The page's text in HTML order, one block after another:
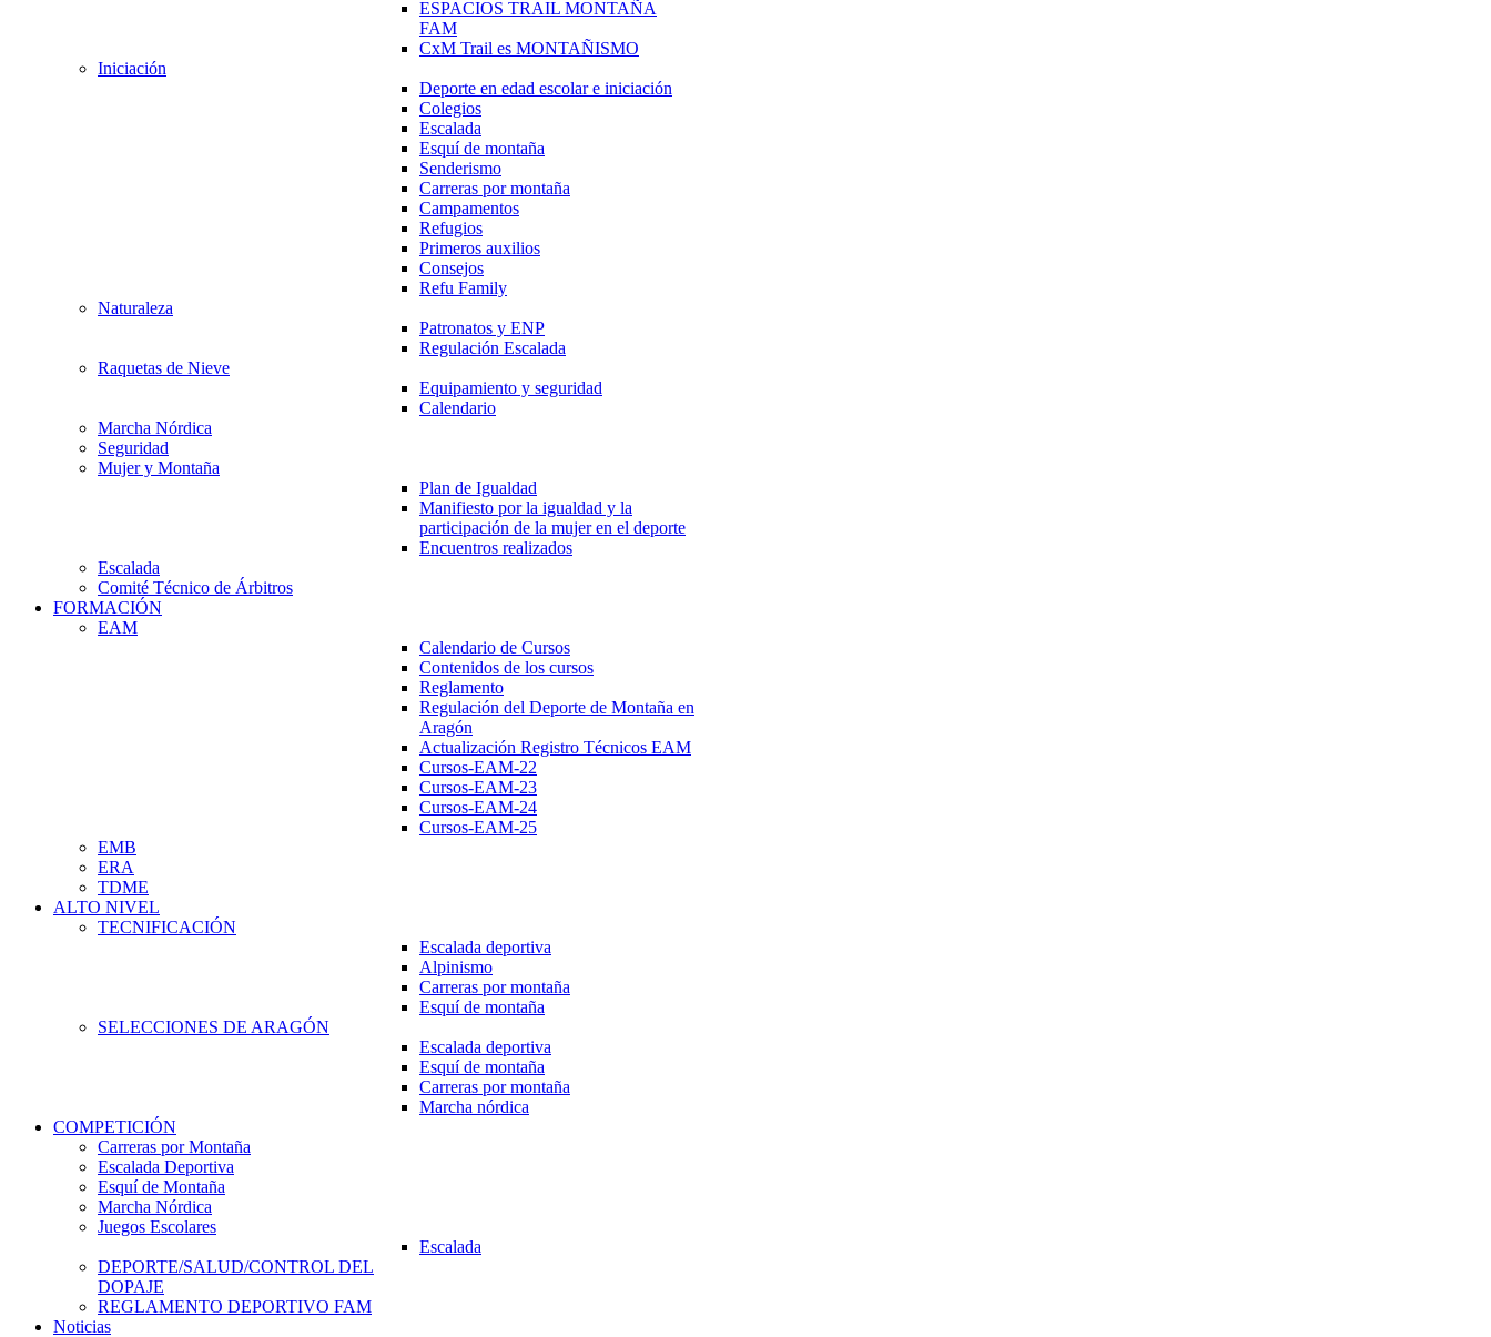
ESPACIOS TRAIL MONTAÑA
FAM
CxM Trail es MONTAÑISMO
Iniciación
Deporte en edad escolar e iniciación
Colegios
Escalada
Esquí de montaña
Senderismo
Carreras por montaña
Campamentos
Refugios
Primeros auxilios
Consejos
Refu Family
Naturaleza
Patronatos y ENP
Regulación Escalada
Raquetas de Nieve
Equipamiento y seguridad
Calendario
Marcha Nórdica
Seguridad
Mujer y Montaña
Plan de Igualdad
Manifiesto por la igualdad y la
participación de la mujer en el deporte
Encuentros realizados
Escalada
Comité Técnico de Árbitros
FORMACIÓN
EAM
Calendario de Cursos
Contenidos de los cursos
Reglamento
Regulación del Deporte de Montaña en
Aragón
Actualización Registro Técnicos EAM
Cursos-EAM-22
Cursos-EAM-23
Cursos-EAM-24
Cursos-EAM-25
EMB
ERA
TDME
ALTO NIVEL
TECNIFICACIÓN
Escalada deportiva
Alpinismo
Carreras por montaña
Esquí de montaña
SELECCIONES DE ARAGÓN
Escalada deportiva
Esquí de montaña
Carreras por montaña
Marcha nórdica
COMPETICIÓN
Carreras por Montaña
Escalada Deportiva
Esquí de Montaña
Marcha Nórdica
Juegos Escolares
Escalada
DEPORTE/SALUD/CONTROL DEL
DOPAJE
REGLAMENTO DEPORTIVO FAM
Noticias